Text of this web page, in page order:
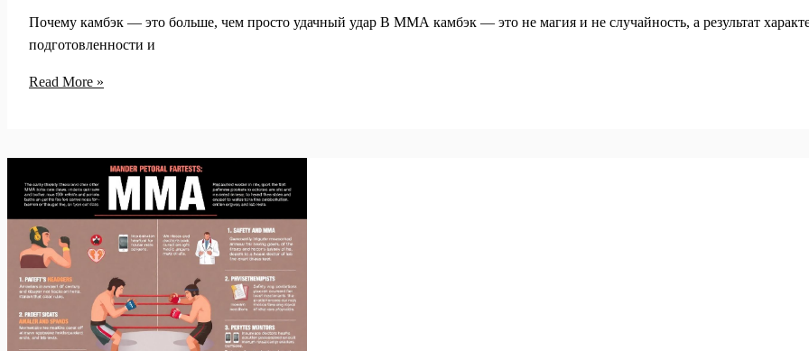
Почему камбэк — это больше, чем просто удачный удар В ММА камбэк — это не магия и не случайность, а результат
подготовленности и
Разбор
бои,
которые
перевернули
карьеры
бойцов
Read More »